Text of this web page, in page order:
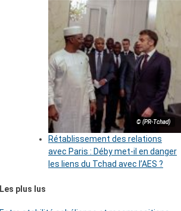
© (PR-Tchad)
Rétablissement des relations
avec Paris : Déby met-il en danger
les liens du Tchad avec l’AES ?
Les plus lus